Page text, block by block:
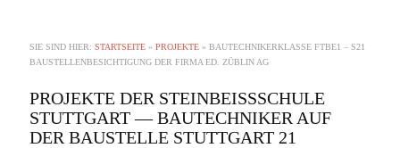
SIE SIND HIER:STARTSEITE »PROJEKTE »BAUTECHNIKERKLASSE FTBE1 – S21
BAUSTELLENBESICHTIGUNG DER FIRMA ED. ZÜBLIN AG
PROJEKTE DER STEINBEISSSCHULE
STUTTGART — BAUTECHNIKER AUF
DER BAUSTELLE STUTTGART 21